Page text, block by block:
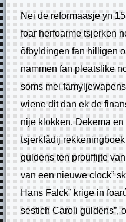
Nei de reformaasje yn
foar herfoarme tsjerken
ôfbyldingen fan hilligen
nammen fan pleatslike
soms mei
wiene dit dan ek de
nije klokken. Dekema
tsjerkfâdij
guldens ten prouffijte
van een nieuwe clock”
Hans Falck” krige in
sestich Caroli guldens”,